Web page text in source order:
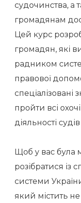
судочинства, а
громадянам
Цей курс
громадян, які
радником
правової
пройти всі
діяльності
Щоб у вас була
розібратися із
системи
який містить